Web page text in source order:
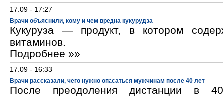
17.09 - 17:27
Врачи объяснили, кому и чем вредна кукурудза
Кукуруза — продукт, в котором
витаминов.
Подробнее »»
17.09 - 16:33
Врачи рассказали, чего нужно опасаться мужчинам после 40 лет
После преодоления дистанции в